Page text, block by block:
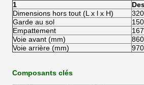
1
Dimensions hors tout (L x l x H)
Garde au sol
Empattement
Voie avant (mm)
Voie arrière (mm)
Composants clés